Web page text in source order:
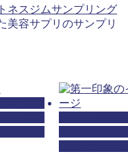
ネスジムサンプリング
美容サプリのサンプリ